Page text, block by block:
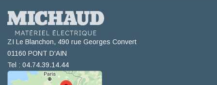
ZI Le Blanchon, 490 rue Georges Convert
01160 PONT D'AIN
Tel : 04.74.39.14.44